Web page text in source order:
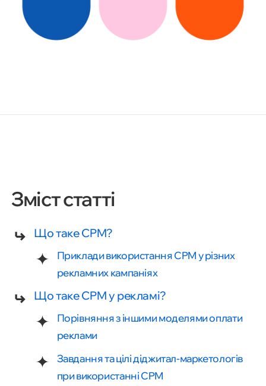
Зміст статті
Що таке CPM?
Приклади використання CPM у різних
рекламних кампаніях
Що таке CPM у рекламі?
Порівняння з іншими моделями оплати
реклами
Завдання та цілі діджитал-маркетологів
при використанні CPM